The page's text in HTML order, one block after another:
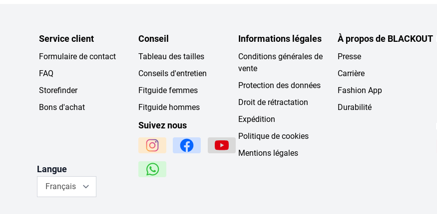
Service client
Formulaire de contact
FAQ
Storefinder
Bons d'achat
Conseil
Tableau des tailles
Conseils d'entretien
Fitguide femmes
Fitguide hommes
Suivez nous
Informations légales
Conditions générales de
vente
Protection des données
Droit de rétractation
Expédition
Politique de cookies
Mentions légales
À propos de BLACKOUT
Presse
Carrière
Fashion App
Durabilité
Langue
Français